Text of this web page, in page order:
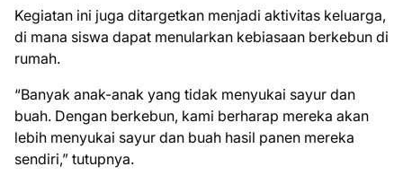
Kegiatan ini juga ditargetkan menjadi aktivitas keluarga,
di mana siswa dapat menularkan kebiasaan berkebun di
rumah.
“Banyak anak-anak yang tidak menyukai sayur dan
buah. Dengan berkebun, kami berharap mereka akan
lebih menyukai sayur dan buah hasil panen mereka
sendiri,” tutupnya.